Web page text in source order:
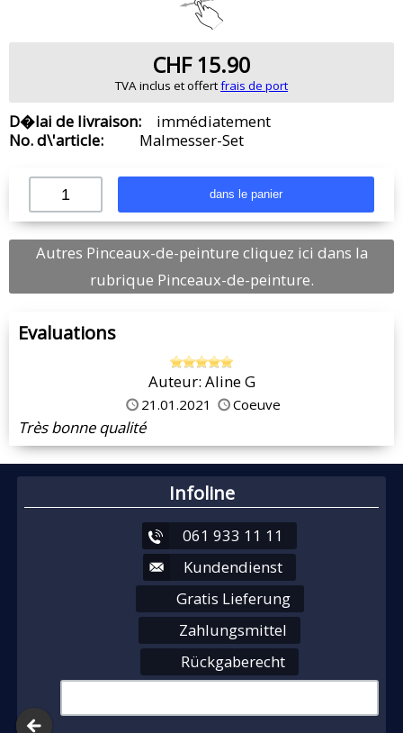
CHF 15.90
TVA inclus et offertfrais de port
D�lai de livraison:
immédiatement
No. d\'article:
Malmesser-Set
Autres Pinceaux-de-peinture cliquez ici dans la
rubrique Pinceaux-de-peinture.
Evaluations
Auteur: Aline G
21.01.2021 Coeuve
Très bonne qualité
Infoline
061 933 11 11
Kundendienst
Gratis Lieferung
Zahlungsmittel
Rückgaberecht